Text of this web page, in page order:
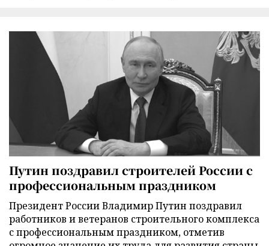
Путин поздравил строителей России с
профессиональным праздником
Президент России Владимир Путин поздравил
работников и ветеранов строительного комплекса
с профессиональным праздником, отметив